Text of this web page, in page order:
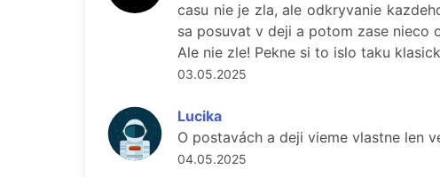
casu nie je zla, ale odkryvanie
sa posuvat v deji a potom zase nieco
Ale nie zle! Pekne si to islo taku
03.05.2025
Lucika
O postavách a deji vieme vlastne len
04.05.2025